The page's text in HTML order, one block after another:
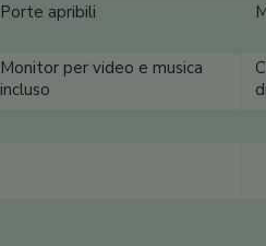
Porte apribili
Monitor per video e musica
incluso